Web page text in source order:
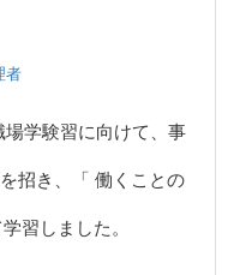
者
学験習に向けて、事
招き、「 働くことの
習しました。